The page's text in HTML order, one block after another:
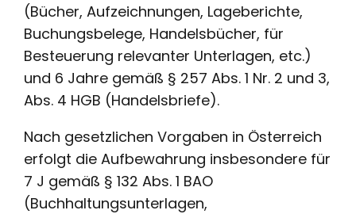
(Bücher, Aufzeichnungen, Lageberichte,
Buchungsbelege, Handelsbücher, für
Besteuerung relevanter Unterlagen, etc.)
und 6 Jahre gemäß § 257 Abs. 1 Nr. 2 und 3,
Abs. 4 HGB (Handelsbriefe).
Nach gesetzlichen Vorgaben in Österreich
erfolgt die Aufbewahrung insbesondere für
7 J gemäß § 132 Abs. 1 BAO
(Buchhaltungsunterlagen,